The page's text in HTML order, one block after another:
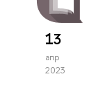
13
апр
2023